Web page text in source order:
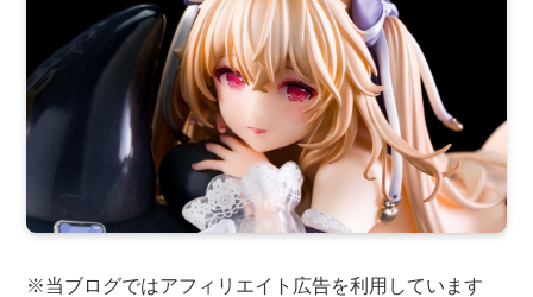
※当ブログではアフィリエイト広告を利用しています